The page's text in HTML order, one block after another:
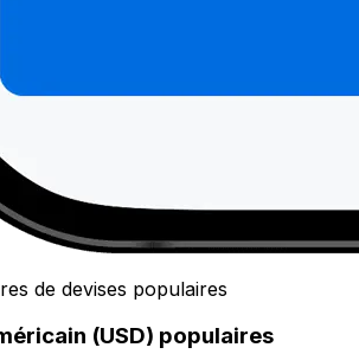
de devises populaires
(USD) populaires